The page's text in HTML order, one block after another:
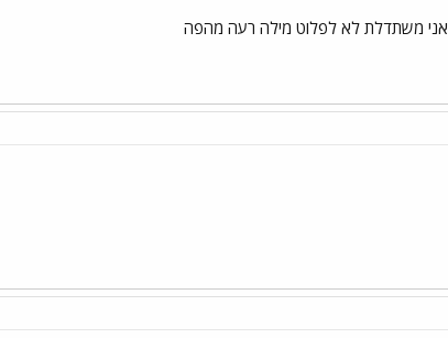
משתדלת לא לפלוט מילה רעה מהפה